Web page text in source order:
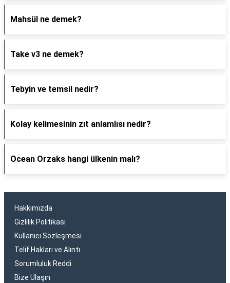
Mahsül ne demek?
Take v3 ne demek?
Tebyin ve temsil nedir?
Kolay kelimesinin zıt anlamlısı nedir?
Ocean Orzaks hangi ülkenin malı?
Hakkımızda
Gizlilik Politikası
Kullanıcı Sözleşmesi
Telif Hakları ve Alıntı
Sorumluluk Reddi
Bize Ulaşın